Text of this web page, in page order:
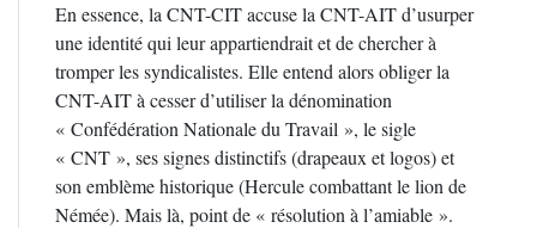
En essence, la CNT-CIT accuse la CNT-AIT d’usurper
une identité qui leur appartiendrait et de chercher à
tromper les syndicalistes. Elle entend alors obliger la
CNT-AIT à cesser d’utiliser la dénomination
« Confédération Nationale du Travail », le sigle
« CNT », ses signes distinctifs (drapeaux et logos) et
son emblème historique (Hercule combattant le lion de
Némée). Mais là, point de « résolution à l’amiable ».